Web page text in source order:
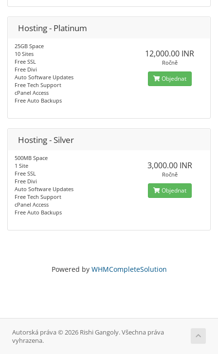
Hosting - Platinum
25GB Space
10 Sites
Free SSL
Free Divi
Auto Software Updates
Free Tech Support
cPanel Access
Free Auto Backups
12,000.00 INR
Ročně
Objednat
Hosting - Silver
500MB Space
1 Site
Free SSL
Free Divi
Auto Software Updates
Free Tech Support
cPanel Access
Free Auto Backups
3,000.00 INR
Ročně
Objednat
Powered by WHMCompleteSolution
Autorská práva © 2026 Rishi Gangoly. Všechna práva
vyhrazena.